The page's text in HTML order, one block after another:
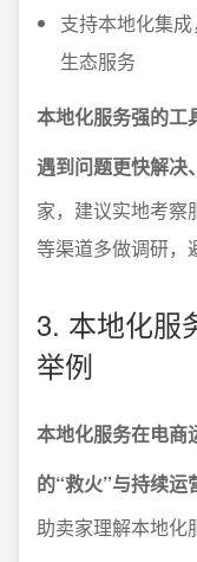
支持本地化集
生态服务
本地化服务强的工
遇到问题更快解决
家，建议实地考察
等渠道多做调研，
3. 本地化服
举例
本地化服务在电商
的“救火”与持续运
助卖家理解本地化